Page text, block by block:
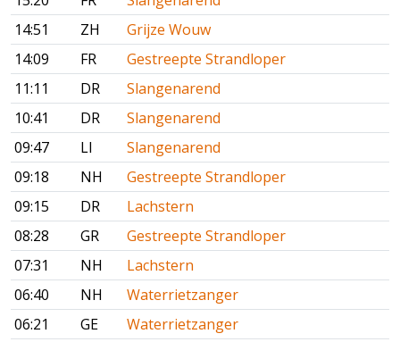
14:51
ZH
Grijze Wouw
14:09
FR
Gestreepte Strandloper
11:11
DR
Slangenarend
10:41
DR
Slangenarend
09:47
LI
Slangenarend
09:18
NH
Gestreepte Strandloper
09:15
DR
Lachstern
08:28
GR
Gestreepte Strandloper
07:31
NH
Lachstern
06:40
NH
Waterrietzanger
06:21
GE
Waterrietzanger